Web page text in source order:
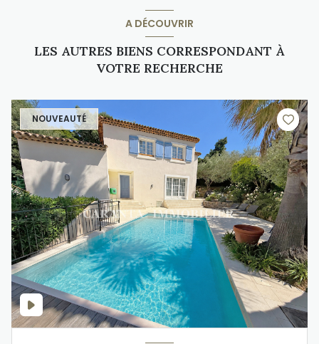
A DÉCOUVRIR
LES AUTRES BIENS CORRESPONDANT À
VOTRE RECHERCHE
NOUVEAUTÉ